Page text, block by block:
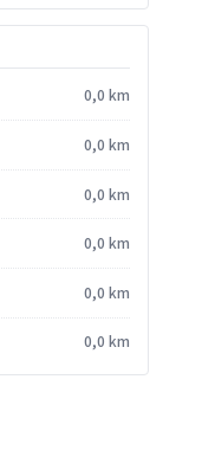
0,0 km
0,0 km
0,0 km
0,0 km
0,0 km
0,0 km